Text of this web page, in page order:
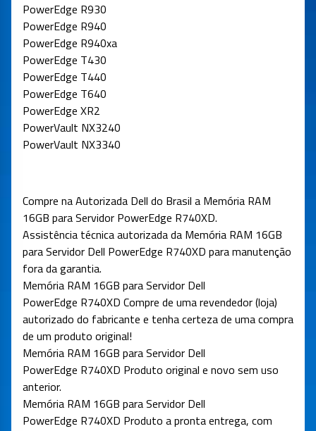
PowerEdge R930
PowerEdge R940
PowerEdge R940xa
PowerEdge T430
PowerEdge T440
PowerEdge T640
PowerEdge XR2
PowerVault NX3240
PowerVault NX3340
Compre na Autorizada Dell do Brasil a Memória RAM
16GB para Servidor PowerEdge R740XD.
Assistência técnica autorizada da Memória RAM 16GB
para Servidor Dell PowerEdge R740XD para manutenção
fora da garantia.
Memória RAM 16GB para Servidor Dell
PowerEdge R740XD Compre de uma revendedor (loja)
autorizado do fabricante e tenha certeza de uma compra
de um produto original!
Memória RAM 16GB para Servidor Dell
PowerEdge R740XD Produto original e novo sem uso
anterior.
Memória RAM 16GB para Servidor Dell
PowerEdge R740XD Produto a pronta entrega, com